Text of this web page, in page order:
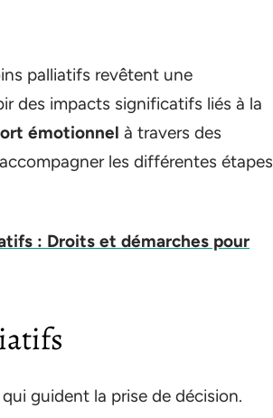
palliatifs revêtent une
des impacts significatifs liés à la
émotionnel à travers des
les différentes étapes
: Droits et démarches pour
guident la prise de décision.